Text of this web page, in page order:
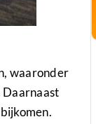
waaronder
Daarnaast